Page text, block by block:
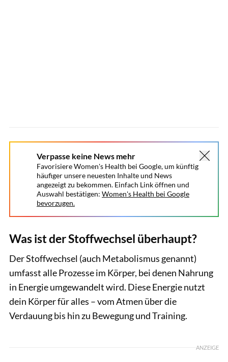
Verpasse keine News mehr
Favorisiere Women's Health bei Google, um künftig
häufiger unsere neuesten Inhalte und News
angezeigt zu bekommen. Einfach Link öffnen und
Auswahl bestätigen: Women's Health bei Google
bevorzugen.
Was ist der Stoffwechsel überhaupt?
Der Stoffwechsel (auch Metabolismus genannt)
umfasst alle Prozesse im Körper, bei denen Nahrung
in Energie umgewandelt wird. Diese Energie nutzt
dein Körper für alles – vom Atmen über die
Verdauung bis hin zu Bewegung und Training.
ANZEIGE